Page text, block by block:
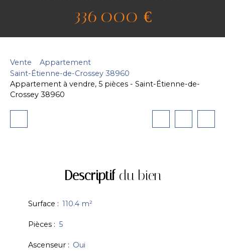
336 000 €
Vente
Appartement
Saint-Étienne-de-Crossey 38960
Appartement à vendre, 5 pièces - Saint-Étienne-de-
Crossey 38960
Descriptifdu bien
Surface : 110.4 m²
Pièces : 5
Ascenseur : Oui